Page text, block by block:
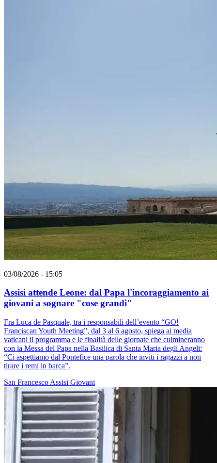
03/08/2026 - 15:05
Assisi attende Leone: dal Papa l'incoraggiamento ai
giovani a sognare "cose grandi"
Fra Luca de Pasquale, tra i responsabili dell’evento “GO!
Franciscan Youth Meeting”, dal 3 al 6 agosto, spiega ai media
vaticani il programma e le finalità delle giornate che culmineranno
con la Messa del Papa nella Basilica di Santa Maria degli Angeli:
“Ci aspettiamo dal Pontefice una parola che inviti i ragazzi a non
tirare i remi in barca”.
San Francesco Assisi Giovani